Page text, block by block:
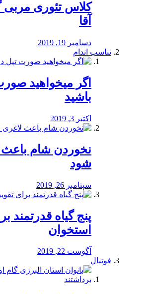
آقا
دسامبر 19, 2019
تناسب اندام
اگر میخواهید
باشید
اکتبر 3, 2019
نخوردن شام
‌شود
سپتامبر 26, 2019
پنج گیاه قدرتمند
استخوان
آگوست 22, 2019
فوتبال